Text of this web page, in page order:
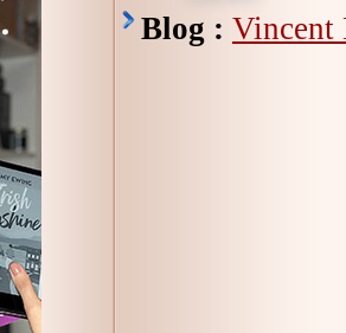
Blog : Vincent